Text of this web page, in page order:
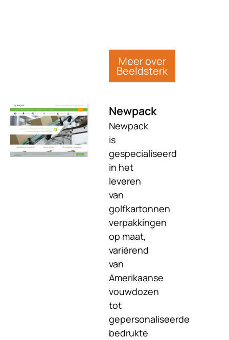
Meer over
Beeldsterk
Newpack
Newpack
is
gespecialiseerd
in het
leveren
van
golfkartonnen
verpakkingen
op maat,
variërend
van
Amerikaanse
vouwdozen
tot
gepersonaliseerde
bedrukte